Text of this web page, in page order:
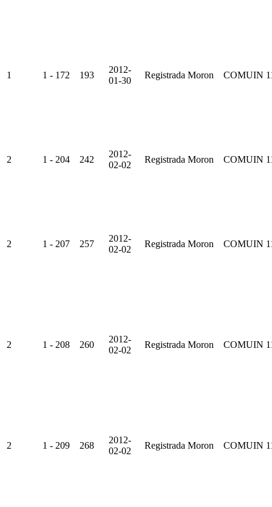
1 1 - 172 193
2012-
01-30
Registrada Moron COMUIN
2 1 - 204 242
2012-
02-02
Registrada Moron COMUIN
2 1 - 207 257
2012-
02-02
Registrada Moron COMUIN
2 1 - 208 260
2012-
02-02
Registrada Moron COMUIN
2 1 - 209 268
2012-
02-02
Registrada Moron COMUIN